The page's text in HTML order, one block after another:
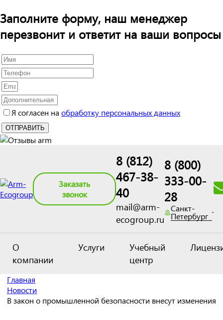
Заполните форму, наш менеджер
перезвонит и ответит на ваши вопросы
Я согласен на обработку персональных данных
Заказать
звонок
8 (812)
467-38-
40
mail@arm-
ecogroup.ru
8 (800)
333-00-
28
Санкт-
Петербург
О
компании
Услуги
Учебный
центр
Главная
Новости
В закон о промышленной безопасности внесут изменения